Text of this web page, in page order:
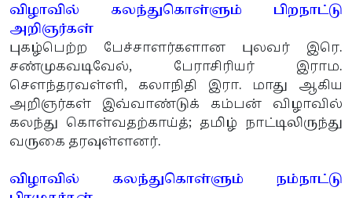
விழாவில் கலந்துகொள்ளும் பிறநாட்டு
அறிஞர்கள்
புகழ்பெற்ற பேச்சாளர்களான புலவர் இரெ.
சண்முகவடிவேல், பேராசிரியர் இராம.
சௌந்தரவள்ளி, கலாநிதி இரா. மாது ஆகிய
அறிஞர்கள் இவ்வாண்டுக் கம்பன் விழாவில்
கலந்து கொள்வதற்காய்த்; தமிழ் நாட்டிலிருந்து
வருகை தரவுள்ளனர்.
விழாவில் கலந்துகொள்ளும் நம்நாட்டு